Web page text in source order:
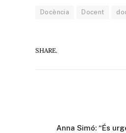
Docència Docent
SHARE.
Anna Simó: “És